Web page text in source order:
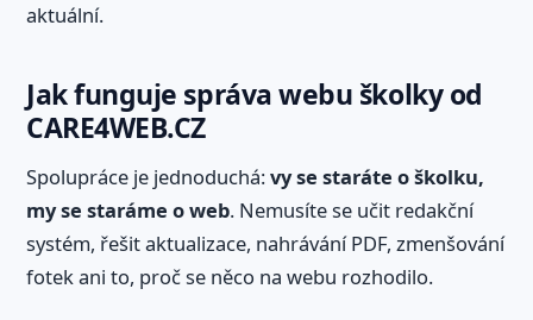
aktuální.
Jak funguje správa webu školky od
CARE4WEB.CZ
Spolupráce je jednoduchá:vy se staráte o školku,
my se staráme o web. Nemusíte se učit redakční
systém, řešit aktualizace, nahrávání PDF, zmenšování
fotek ani to, proč se něco na webu rozhodilo.